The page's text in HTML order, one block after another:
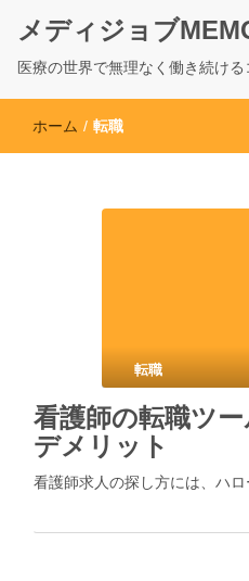
メディジョブ
医療の世界で無理なく働き続ける
ホーム / 転職
転職
看護師の転職ツ
デメリット
看護師求人の探し方には、ハ